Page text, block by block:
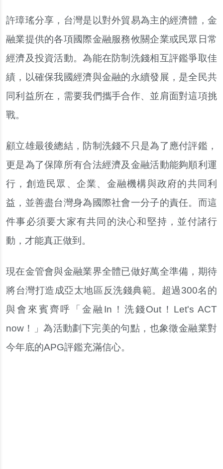
許璋瑤分享，台灣是以對外貿易為主的經濟體，金
融業提供的各項國際金融服務攸關企業或民眾日常
經濟及投資活動。為能在防制洗錢相互評鑑爭取佳
績，以確保我國經濟與金融的永續發展，是全民共
同利益所在，需要我們攜手合作、並肩面對這項挑
戰。
顧立雄最後總結，防制洗錢不只是為了應付評鑑，
更是為了保障所有合法經濟及金融活動能夠順利運
行，創造民眾、企業、金融機構與政府的共同利
益，並善盡台灣身為國際社會一分子的責任。而這
件事必須要大家有共同的決心和堅持，並付諸行
動，才能真正做到。
現在金管會與金融業界全體已做好萬全準備，期待
將台灣打造成亞太地區反洗錢典範。超過300名的
與會來賓齊呼「金融In！洗錢Out！Let's ACT
now！」為活動劃下完美的句點，也象徵金融業對
今年底的APG評鑑充滿信心。